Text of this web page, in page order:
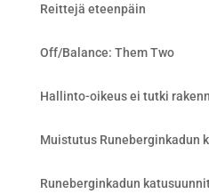
Reittejä eteenpäin
Off/Balance: Them Two
Hallinto-oikeus ei tutki
Muistutus Runeberginkadun
Runeberginkadun